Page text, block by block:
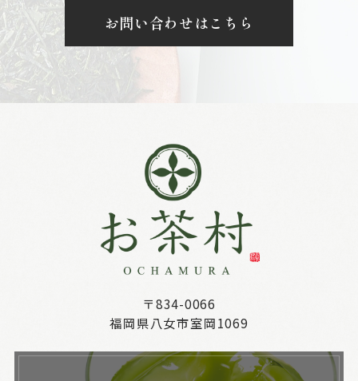
お問い合わせはこちら
〒834-0066
福岡県八女市室岡1069